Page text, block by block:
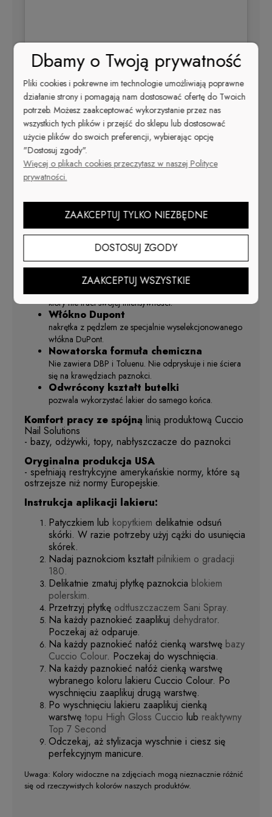
Wyświetl ten post na Instagramie
Klasyczny lakier do paznokci -
Cuccio Colourjedyny lakier o sile
hybrydy.Niezawodna trwałość 10+ dni!
Najdłuższa gwarancja wytrzymałości.
Triple-Pigmentation
opatentowana technologia potrójnej pigmentacji. Idealny
efekt już przy pierwszej warstwie.
Niespotykany dotąd połysk,
który nie traci swojej intensywności.
Włókno Dupont
nakrętka z pędzlem ze specjalnie wyselekcjonowanego
włókna DuPont.
Nowatorska formuła chemiczna
Nie zawiera DBP i Toluenu. Nie odpryskuje i nie ściera
się na krawędziach paznokci.
Odwrócony kształt butelki
pozwala wykorzystać lakier do samego końca.
Komfort pracy ze spójną linią produktową Cuccio
Nail Solutions
- bazy, odżywki, topy, nabłyszczacze do paznokci
Oryginalna produkcja USA
- spełniają restrykcyjne amerykańskie normy, które są
ostrzejsze niż normy Europejskie.
Instrukcja aplikacji lakieru:
Patyczkiem lub kopytkiem delikatnie odsuń
skórki. W razie potrzeby użyj cążki do usunięcia
skórek.
Nadaj paznokciom kształt pilnikiem o gradacji
180.
Delikatnie zmatuj płytkę paznokcia blokiem
polerskim.
Przetrzyj płytkę odtłuszczaczem Sani Spray.
Na każdy paznokieć zaaplikuj dehydrator.
Poczekaj aż odparuje.
Na każdy paznokieć nałóż cienką warstwę bazy
Cuccio Colour. Poczekaj do wyschnięcia.
Na każdy paznokieć nałóż cienką warstwę
wybranego koloru lakieru Cuccio Colour. Po
wyschnięciu zaaplikuj drugą warstwę.
Po wyschnięciu lakieru zaaplikuj cienką
warstwę topu High Gloss Cuccio lub reaktywny
Top 7 Second
Odczekaj, aż stylizacja wyschnie i ciesz się
perfekcyjnym manicure.
Uwaga: Kolory widoczne na zdjęciach mogą nieznacznie różnić
się od rzeczywistych kolorów naszych produktów.
Dbamy o Twoją prywatność
Pliki cookies i pokrewne im technologie umożliwiają poprawne
działanie strony i pomagają nam dostosować ofertę do Twoich
potrzeb. Możesz zaakceptować wykorzystanie przez nas
wszystkich tych plików i przejść do sklepu lub dostosować
użycie plików do swoich preferencji, wybierając opcję
"Dostosuj zgody".
Więcej o plikach cookies przeczytasz w naszej Polityce
prywatności.
ZAAKCEPTUJ TYLKO NIEZBĘDNE
DOSTOSUJ ZGODY
ZAAKCEPTUJ WSZYSTKIE